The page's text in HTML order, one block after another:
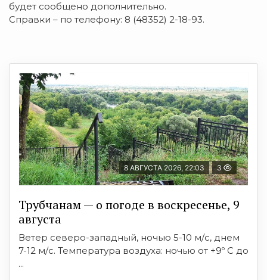
будет сообщено дополнительно.
Справки – по телефону: 8 (48352) 2-18-93.
8 АВГУСТА 2026, 22:03 3
Трубчанам — о погоде в воскресенье, 9
августа
Ветер северо-западный, ночью 5-10 м/с, днем
7-12 м/с. Температура воздуха: ночью от +9º C до
...